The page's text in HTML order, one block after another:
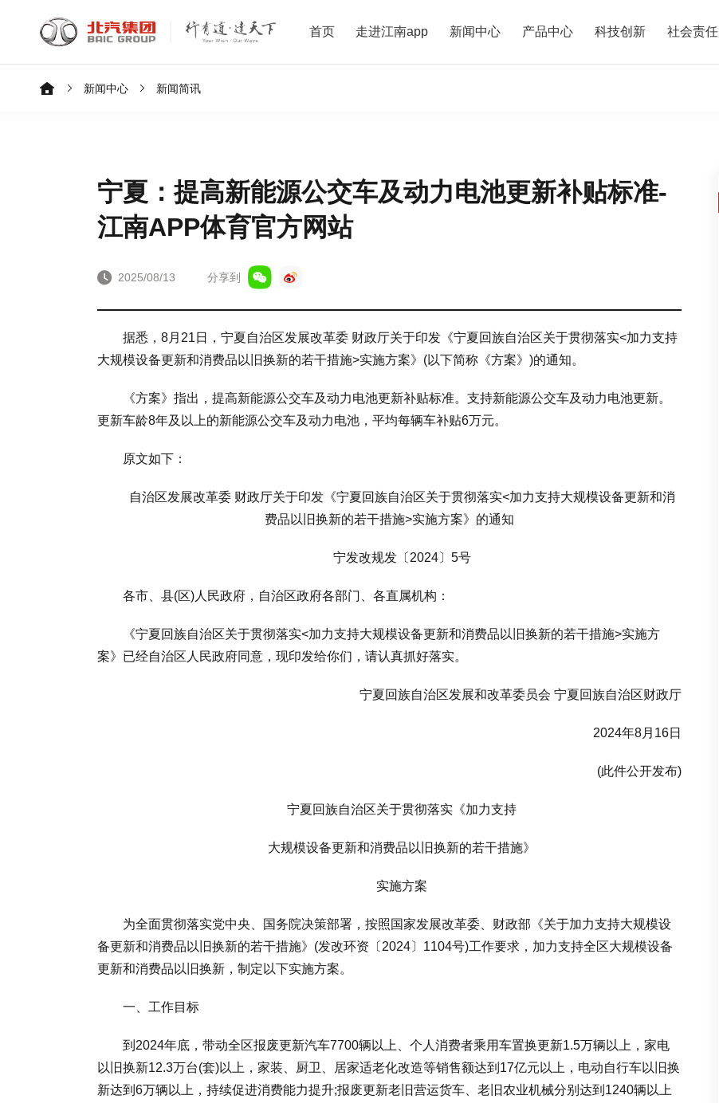
首页 走进江南app 新闻中心 产品中心 科技创新 社会责任
新闻中心 新闻简讯
宁夏：提高新能源公交车及动力电池更新补贴标准-
江南APP体育官方网站
2025/08/13 分享到
据悉，8月21日，宁夏自治区发展改革委 财政厅关于印发《宁夏回族自治区关于贯彻落实<加力支持
大规模设备更新和消费品以旧换新的若干措施>实施方案》(以下简称《方案》)的通知。
《方案》指出，提高新能源公交车及动力电池更新补贴标准。支持新能源公交车及动力电池更新。
更新车龄8年及以上的新能源公交车及动力电池，平均每辆车补贴6万元。
原文如下：
自治区发展改革委 财政厅关于印发《宁夏回族自治区关于贯彻落实<加力支持大规模设备更新和消
费品以旧换新的若干措施>实施方案》的通知
宁发改规发〔2024〕5号
各市、县(区)人民政府，自治区政府各部门、各直属机构：
《宁夏回族自治区关于贯彻落实<加力支持大规模设备更新和消费品以旧换新的若干措施>实施方
案》已经自治区人民政府同意，现印发给你们，请认真抓好落实。
宁夏回族自治区发展和改革委员会 宁夏回族自治区财政厅
2024年8月16日
(此件公开发布)
宁夏回族自治区关于贯彻落实《加力支持
大规模设备更新和消费品以旧换新的若干措施》
实施方案
为全面贯彻落实党中央、国务院决策部署，按照国家发展改革委、财政部《关于加力支持大规模设
备更新和消费品以旧换新的若干措施》(发改环资〔2024〕1104号)工作要求，加力支持全区大规模设备
更新和消费品以旧换新，制定以下实施方案。
一、工作目标
到2024年底，带动全区报废更新汽车7700辆以上、个人消费者乘用车置换更新1.5万辆以上，家电
以旧换新12.3万台(套)以上，家装、厨卫、居家适老化改造等销售额达到17亿元以上，电动自行车以旧换
新达到6万辆以上，持续促进消费能力提升;报废更新老旧营运货车、老旧农业机械分别达到1240辆以上